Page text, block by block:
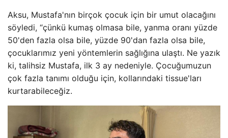
Aksu, Mustafa'nın birçok çocuk için bir umut olacağını
söyledi, “çünkü kumaş olmasa bile, yanma oranı yüzde
50'den fazla olsa bile, yüzde 90'dan fazla olsa bile,
çocuklarımız yeni yöntemlerin sağlığına ulaştı. Ne yazık
ki, talihsiz Mustafa, ilk 3 ay nedeniyle. Çocuğumuzun
çok fazla tanımı olduğu için, kollarındaki tissue'ları
kurtarabileceğiz.